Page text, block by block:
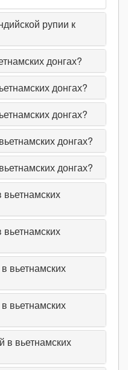
рупии к
донгах?
донгах?
донгах?
донгах?
донгах?
вьетнамских
вьетнамских
вьетнамских
вьетнамских
в вьетнамских